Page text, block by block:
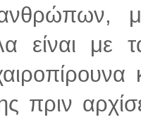
είναι με
πριν